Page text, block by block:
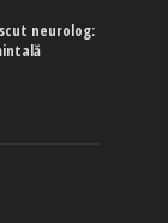
neurolog: